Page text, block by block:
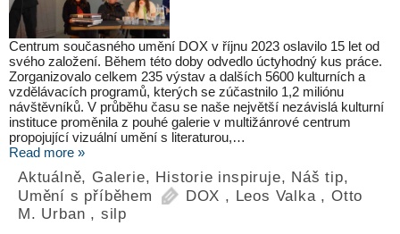
Centrum současného umění DOX v říjnu 2023 oslavilo 15 let od
svého založení. Během této doby odvedlo úctyhodný kus práce.
Zorganizovalo celkem 235 výstav a dalších 5600 kulturních a
vzdělávacích programů, kterých se zúčastnilo 1,2 miliónu
návštěvníků. V průběhu času se naše největší nezávislá kulturní
instituce proměnila z pouhé galerie v multižánrové centrum
propojující vizuální umění s literaturou,…
Read more »
Aktuálně, Galerie, Historie inspiruje, Náš tip,
Umění s příběhem
DOX , Leos Valka,Otto
M. Urban , silp